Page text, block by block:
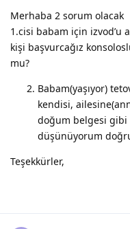
Merhaba 2 sorum olacak
1.cisi babam için izvod’u
kişi başvurcağız
mu?
Babam(yaşıyor)
kendisi,
doğum belgesi gibi
düşünüyorum
Teşekkürler,